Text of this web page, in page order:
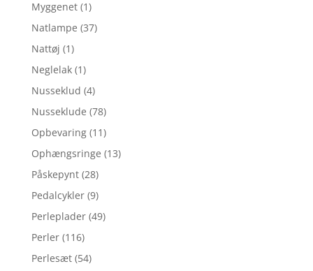
Myggenet (1)
Natlampe (37)
Nattøj (1)
Neglelak (1)
Nusseklud (4)
Nusseklude (78)
Opbevaring (11)
Ophængsringe (13)
Påskepynt (28)
Pedalcykler (9)
Perleplader (49)
Perler (116)
Perlesæt (54)